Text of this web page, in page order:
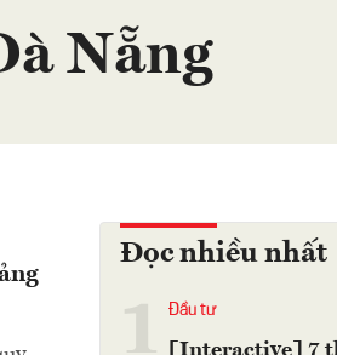
Nẵng
Đọc nhiều nhất
Đầu tư
[Interactive] 7